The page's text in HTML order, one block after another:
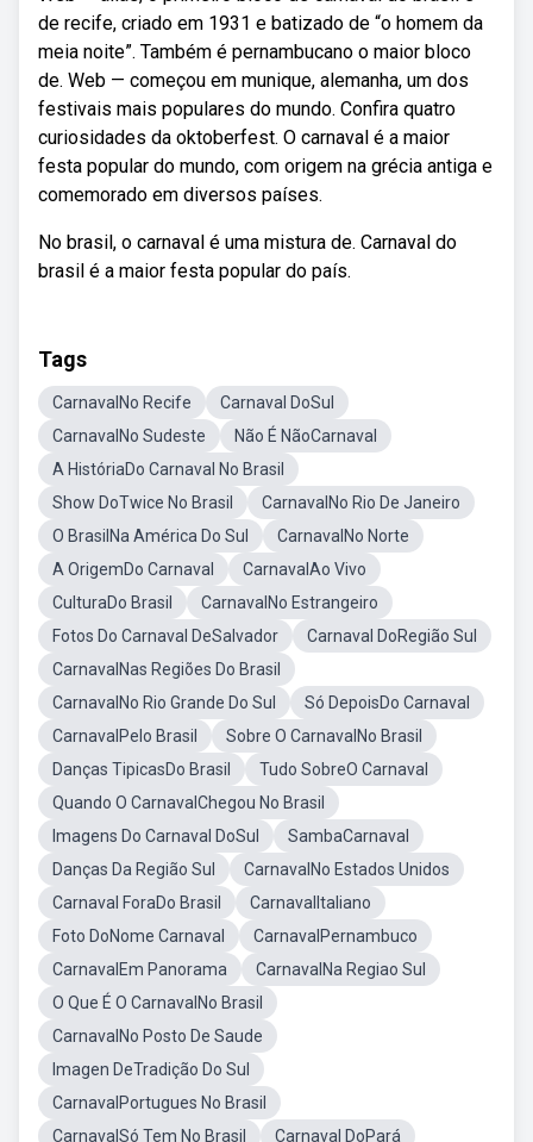
de recife, criado em 1931 e batizado de “o homem da
meia noite”. Também é pernambucano o maior bloco
de. Web — começou em munique, alemanha, um dos
festivais mais populares do mundo. Confira quatro
curiosidades da oktoberfest. O carnaval é a maior
festa popular do mundo, com origem na grécia antiga e
comemorado em diversos países.
No brasil, o carnaval é uma mistura de. Carnaval do
brasil é a maior festa popular do país.
Tags
CarnavalNo Recife
Carnaval DoSul
CarnavalNo Sudeste
Não É NãoCarnaval
A HistóriaDo Carnaval No Brasil
Show DoTwice No Brasil
CarnavalNo Rio De Janeiro
O BrasilNa América Do Sul
CarnavalNo Norte
A OrigemDo Carnaval
CarnavalAo Vivo
CulturaDo Brasil
CarnavalNo Estrangeiro
Fotos Do Carnaval DeSalvador
Carnaval DoRegião Sul
CarnavalNas Regiões Do Brasil
CarnavalNo Rio Grande Do Sul
Só DepoisDo Carnaval
CarnavalPelo Brasil
Sobre O CarnavalNo Brasil
Danças TipicasDo Brasil
Tudo SobreO Carnaval
Quando O CarnavalChegou No Brasil
Imagens Do Carnaval DoSul
SambaCarnaval
Danças Da Região Sul
CarnavalNo Estados Unidos
Carnaval ForaDo Brasil
CarnavalItaliano
Foto DoNome Carnaval
CarnavalPernambuco
CarnavalEm Panorama
CarnavalNa Regiao Sul
O Que É O CarnavalNo Brasil
CarnavalNo Posto De Saude
Imagen DeTradição Do Sul
CarnavalPortugues No Brasil
CarnavalSó Tem No Brasil
Carnaval DoPará